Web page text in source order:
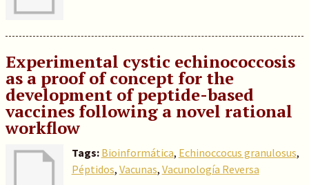
Experimental cystic echinococcosis
as a proof of concept for the
development of peptide-based
vaccines following a novel rational
workflow
Tags: Bioinformática, Echinoccocus granulosus,
Péptidos, Vacunas, Vacunología Reversa